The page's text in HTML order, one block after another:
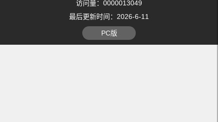
访问量： 0000013049
最后更新时间： 2026-6-11
PC版